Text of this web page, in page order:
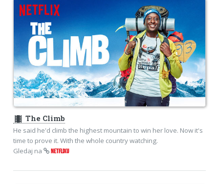
theaters The Climb
He said he'd climb the highest mountain to win her love. Now it's
time to prove it. With the whole country watching.
Gledaj na
NETFLIXU